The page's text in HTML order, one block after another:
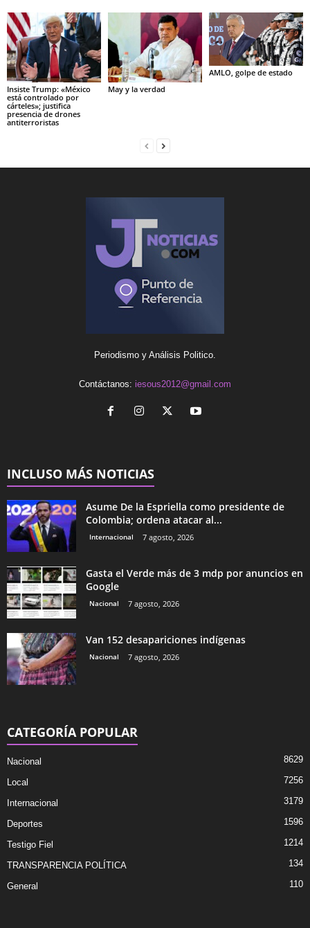
Insiste Trump: «México
está controlado por
cárteles»; justifica
presencia de drones
antiterroristas
May y la verdad
AMLO, golpe de estado
Periodismo y Análisis Politico.
Contáctanos: iesous2012@gmail.com
INCLUSO MÁS NOTICIAS
Asume De la Espriella como presidente de
Colombia; ordena atacar al...
Internacional 7 agosto, 2026
Gasta el Verde más de 3 mdp por anuncios en
Google
Nacional 7 agosto, 2026
Van 152 desapariciones indígenas
Nacional 7 agosto, 2026
CATEGORÍA POPULAR
Nacional 8629
Local 7256
Internacional 3179
Deportes 1596
Testigo Fiel 1214
TRANSPARENCIA POLÍTICA 134
General 110